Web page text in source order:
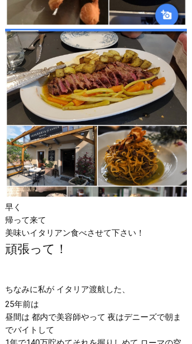
早く
帰って来て
美味いイタリアン食べさせて下さい！
頑張って！
ちなみに私が イタリア渡航した、
25年前は
昼間は 都内で美容師やって 夜はデニーズで朝ま
でバイトして